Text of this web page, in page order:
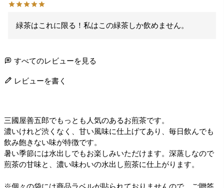
緑茶はこれに限る！私はこの緑茶しか飲めません。
すべてのレビューを見る
レビューを書く
三國屋善五郎でもっとも人気のあるお煎茶です。
濃いけれど渋くなく、甘い風味に仕上げてあり、毎日飲んでも
飲み飽きない味が特徴です。
暑い季節には水出しでもお楽しみいただけます。深蒸しなので
煎茶の甘味と、濃い味わいの水出し煎茶に仕上がります。
※個々の袋には商品ラベルが貼られておりませんので、ご贈答